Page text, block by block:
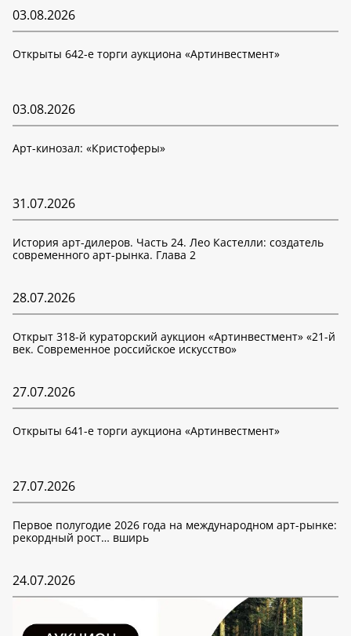
03.08.2026
Открыты 642-е торги аукциона «Артинвестмент»
03.08.2026
Арт-кинозал: «Кристоферы»
31.07.2026
История арт-дилеров. Часть 24. Лео Кастелли: создатель
современного арт-рынка. Глава 2
28.07.2026
Открыт 318-й кураторский аукцион «Артинвестмент» «21-й
век. Современное российское искусство»
27.07.2026
Открыты 641-е торги аукциона «Артинвестмент»
27.07.2026
Первое полугодие 2026 года на международном арт-рынке:
рекордный рост… вширь
24.07.2026